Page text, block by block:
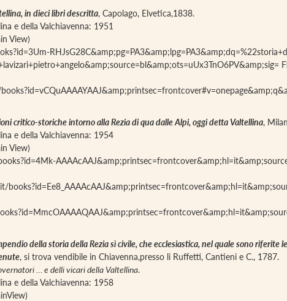
in dieci libri descritta, Capolago, Elvetica,1838.
e della Valchiavenna: 1951
View)
critico-storiche intorno alla Rezia di qua dalle Alpi, oggi detta Valtellina,
e della Valchiavenna: 1954
View)
della storia della Rezia sì civile, che ecclesiastica, nel quale sono
, si trova vendibile in Chiavenna,presso li Ruffetti, Cantieni e C., 1787.
… e delli vicari della Valtellina.
e della Valchiavenna: 1958